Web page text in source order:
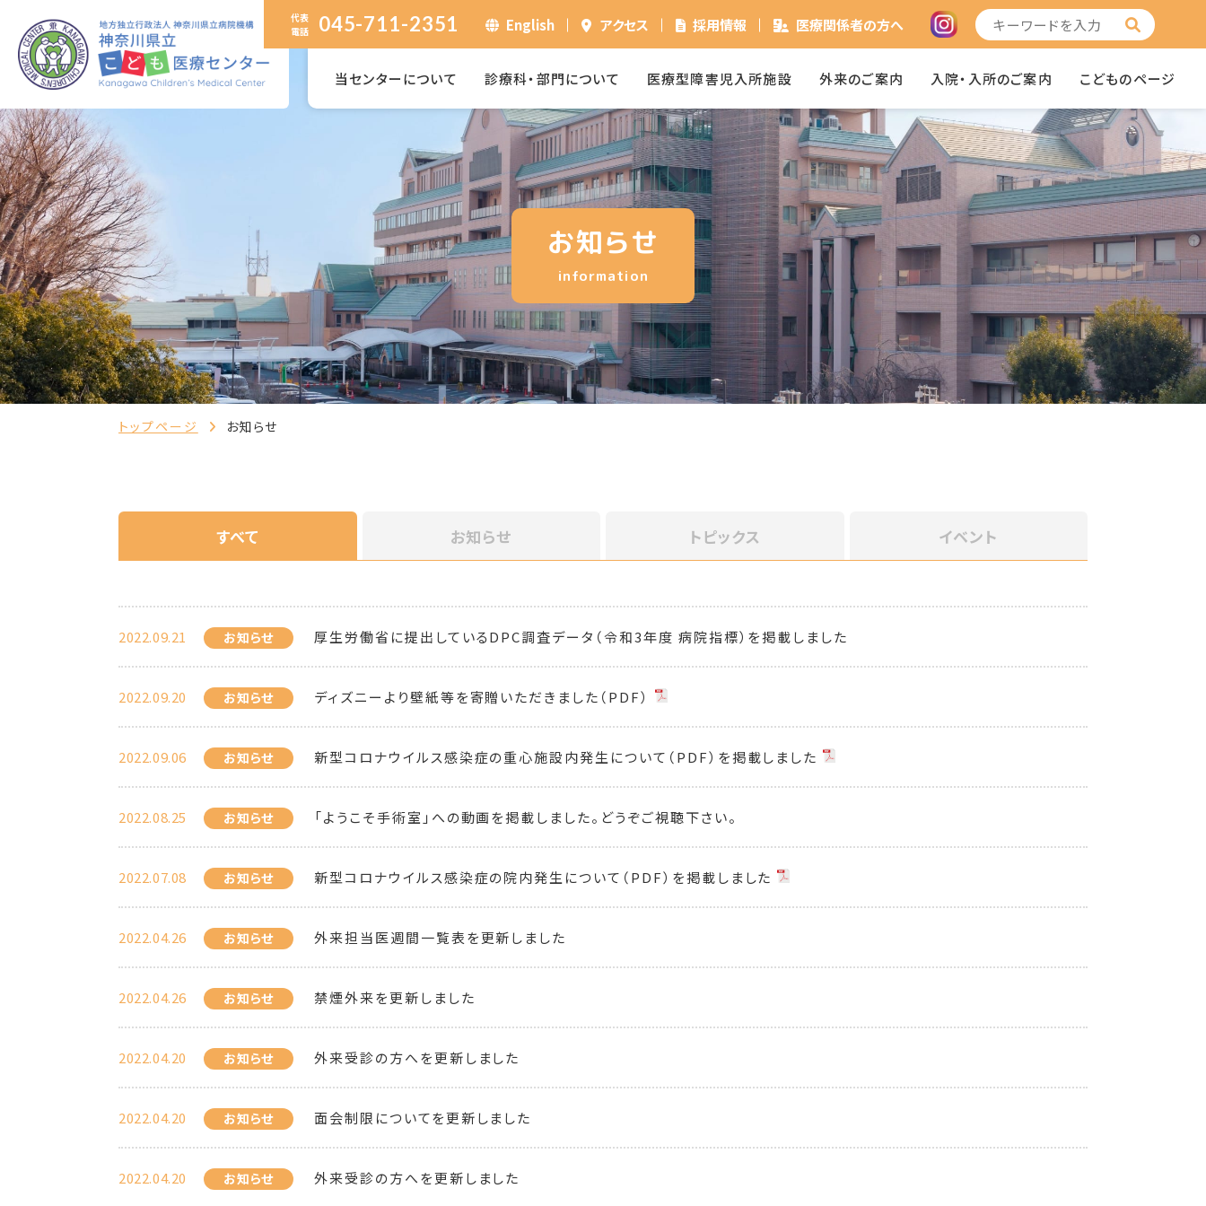
代表
電話
045-711-2351 English アクセス 採用情報 医療関係者の方へ
当センターについて 診療科・部門について 医療型障害児入所施設 外来のご案内 入院・入所のご案内 こどものページ
お知らせ
information
トップページ お知らせ
すべて お知らせ トピックス イベント
2022.09.21 お知らせ 厚生労働省に提出しているDPC調査データ（令和3年度 病院指標）を掲載しました
2022.09.20 お知らせ ディズニーより壁紙等を寄贈いただきました（PDF）
2022.09.06 お知らせ 新型コロナウイルス感染症の重心施設内発生について（PDF）を掲載しました
2022.08.25 お知らせ 「ようこそ手術室」への動画を掲載しました。どうぞご視聴下さい。
2022.07.08 お知らせ 新型コロナウイルス感染症の院内発生について（PDF）を掲載しました
2022.04.26 お知らせ 外来担当医週間一覧表を更新しました
2022.04.26 お知らせ 禁煙外来を更新しました
2022.04.20 お知らせ 外来受診の方へを更新しました
2022.04.20 お知らせ 面会制限についてを更新しました
2022.04.20 お知らせ 外来受診の方へを更新しました